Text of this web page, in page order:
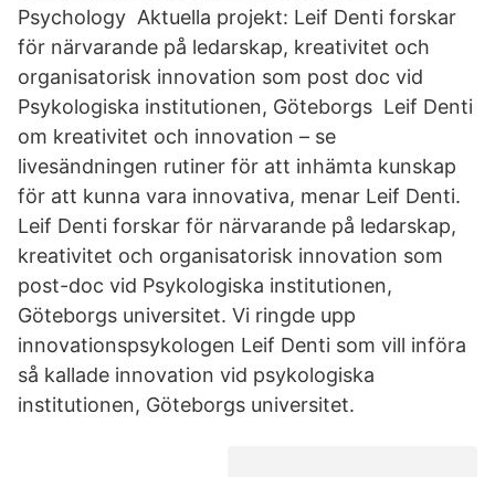
Psychology Aktuella projekt: Leif Denti forskar
för närvarande på ledarskap, kreativitet och
organisatorisk innovation som post doc vid
Psykologiska institutionen, Göteborgs Leif Denti
om kreativitet och innovation – se
livesändningen rutiner för att inhämta kunskap
för att kunna vara innovativa, menar Leif Denti.
Leif Denti forskar för närvarande på ledarskap,
kreativitet och organisatorisk innovation som
post-doc vid Psykologiska institutionen,
Göteborgs universitet. Vi ringde upp
innovationspsykologen Leif Denti som vill införa
så kallade innovation vid psykologiska
institutionen, Göteborgs universitet.